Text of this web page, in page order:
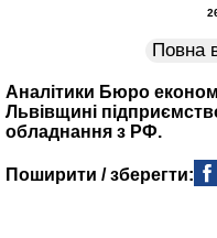
Повна
Аналітики Бюро
Львівщині
обладнання з РФ.
Поширити / зберегти: